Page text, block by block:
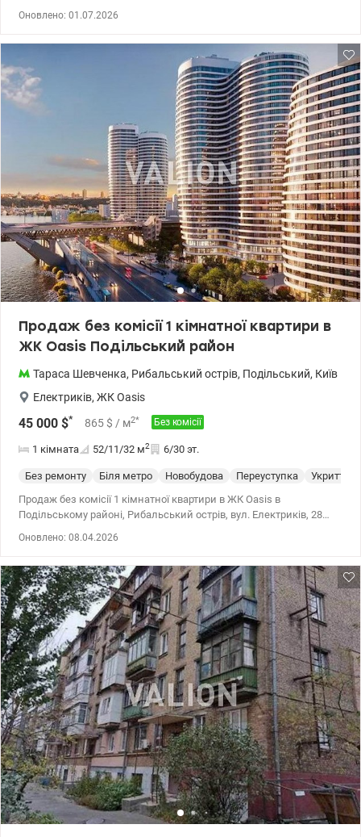
4 кв.м. Формат квартири кухня-студія, сумісний санвузол в
кафелі, балкон. В квартирі зроблено капітальний ремонт з
заміною всіх комунікацій - заміна труб, заміна електропроводки.
Встановлено вікна МПО, бойлер, душова кабіна, лічильники
меблями та технікою для комфортного життя. Залишається усе.
Зручна транспортна роз’язка – поруч за 10 хв їзди 4 станції
метро – Контрактова, Лукянівська, Тараса Шевченка та Почайна.
Біля будинку зупинка громадського транспорту. Поруч сквер,
стадіон Спартак, садочок магазин, супермаркет. Дзвоніть,
записуйтесь на перегляд. Вигідна пропозиція як для життя, так і
для орендного бізнесу. Ціна без комісії для покупця 39999у.о.,
067-781-47-77, 095-124-58-84 Ольга, Valion.ua/1147879
Оновлено: 01.07.2026
Продаж без комісії 1 кімнатної квартири в
ЖК Oasis Подільський район
Тараса Шевченка, Рибальський острів, Подільський, Київ
Електриків, ЖК Oasis
45 000 $* 865 $ / м2* Без комісії
1 кімната 52/11/32 м2 6/30 эт.
Без ремонту Біля метро Новобудова Переуступка
Укриття
Продаж без комісії 1 кімнатної квартири в ЖК Oasis в
Подільському районі, Рибальський острів, вул. Електриків, 28
технологія будівництва, стіни – цегла. Будівництво тимчасово
призупинено до кінця війни, проте це не змінює одного – після
відновлення робіт комплекс стане справжньою перлиною на
березі Дніпра. Вигідна інвестиція в майбутнє: після завершення
будівництва вартість нерухомості значно зросте. Сучасний
проект, що передбачає всі переваги для комфортного життя та
відпочинку. Ціна 45000 у.о., тел. 063 668 97 67 Дарія,
valion/1141944
Оновлено: 08.04.2026